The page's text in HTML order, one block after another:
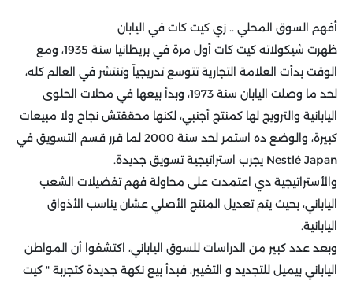
أفهم السوق المحلي .. زي كيت كات في اليابان
ظهرت شيكولاته كيت كات أول مرة في بريطانيا سنة 1935، ومع
الوقت بدأت العلامة التجارية تتوسع تدريجياً وتنتشر في العالم كله،
لحد ما وصلت اليابان سنة 1973، وبدأ بيعها في محلات الحلوى
اليابانية والترويج لها كمنتج أجنبي، لكنها محققتش نجاح ولا مبيعات
كبيرة، والوضع ده استمر لحد سنة 2000 لما قرر قسم التسويق في
Nestlé Japan يجرب استراتيجية تسويق جديدة.
والأستراتيجية دي اعتمدت على محاولة فهم تفضيلات الشعب
الياباني، بحيث يتم تعديل المنتج الأصلي عشان يناسب الأذواق
اليابانية.
وبعد عدد كبير من الدراسات للسوق الياباني، اكتشفوا أن المواطن
الياباني بيميل للتجديد و التغيير، فبدأ بيع نكهة جديدة كتجربة " كيت